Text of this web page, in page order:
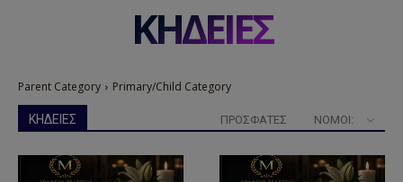
ΚΗΔΕΙΕΣ
Parent Category Primary/Child Category
ΚΗΔΕΙΕΣ ΠΡΟΣΦΑΤΕΣ ΝΟΜΟΊ: